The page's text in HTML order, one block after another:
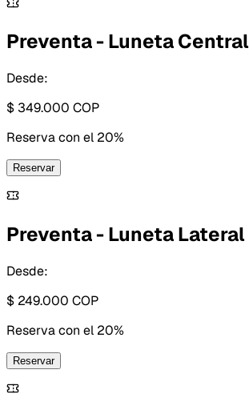
Preventa - Luneta Central
Desde:
$ 349.000 COP
Reserva con el 20%
Reservar
Preventa - Luneta Lateral
Desde:
$ 249.000 COP
Reserva con el 20%
Reservar